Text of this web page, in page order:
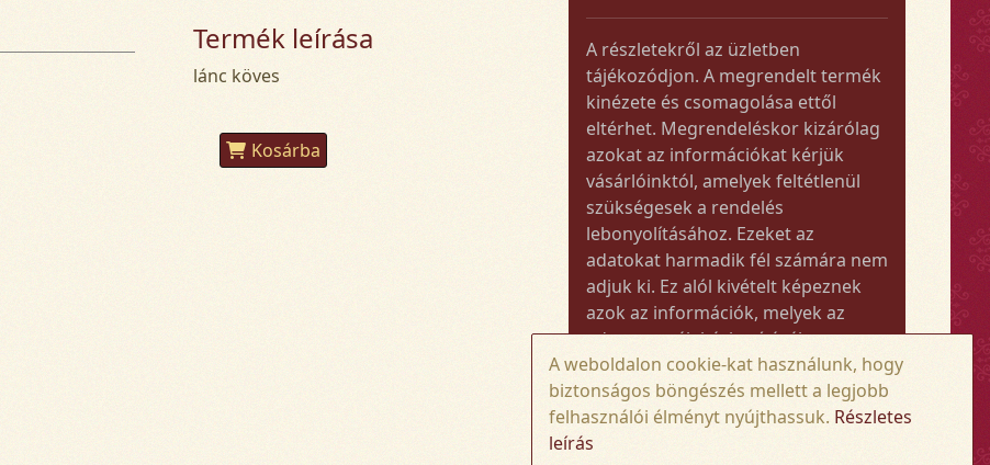
Termék leírása
lánc köves
Kosárba
A részletekről az üzletben
tájékozódjon. A megrendelt termék
kinézete és csomagolása ettől
eltérhet. Megrendeléskor kizárólag
azokat az információkat kérjük
vásárlóinktól, amelyek feltétlenül
szükségesek a rendelés
lebonyolításához. Ezeket az
adatokat harmadik fél számára nem
adjuk ki. Ez alól kivételt képeznek
azok az információk, melyek az
adott termék kézbesítéséhez vagy
kiszállításához szükségesek.
Amennyiben a megrendelt termék
összege meghaladja az 50.000 Ft-ot,
A weboldalon cookie-kat használunk, hogy
biztonságos böngészés mellett a legjobb
felhasználói élményt nyújthassuk. Részletes
leírás